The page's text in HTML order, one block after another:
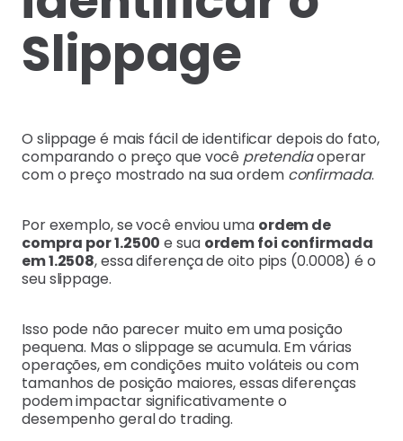
Slippage
O slippage é mais fácil de identificar depois do fato,
comparando o preço que você pretendiaoperar
com o preço mostrado na sua ordem confirmada.
Por exemplo, se você enviou uma ordem de
compra por 1.2500 e sua ordem foi confirmada
em 1.2508, essa diferença de oito pips (0.0008) é o
seu slippage.
Isso pode não parecer muito em uma posição
pequena. Mas o slippage se acumula. Em várias
operações, em condições muito voláteis ou com
tamanhos de posição maiores, essas diferenças
podem impactar significativamente o
desempenho geral do trading.